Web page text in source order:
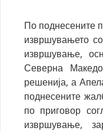
По поднесените
извршувањето
извршување,
Северна
решенија, а
поднесените
по приговор
извршување,